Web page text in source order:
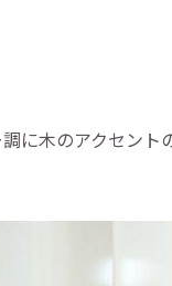
に木のアクセント